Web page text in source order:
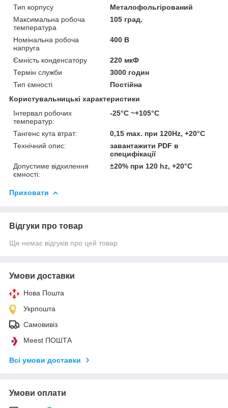
Тип корпусу
Металофольгірований
Максимальна робоча
температура
105 град.
Номінальна робоча
напруга
400 В
Ємність конденсатору
220 мкФ
Термін служби
3000 годин
Тип ємності
Постійна
Користувальницькі характеристики
Інтервал робочих
температур:
-25°C ~+105°C
Тангенс кута втрат:
0,15 max. при 120Hz, +20°C
Технічний опис:
завантажити PDF в
специфікації
Допустиме відхилення
ємності:
±20% при 120 hz, +20°C
Приховати
Відгуки про товар
Ще немає відгуків про цей товар
Умови доставки
Нова Пошта
Укрпошта
Самовивіз
Meest ПОШТА
Всі умови доставки
Умови оплати